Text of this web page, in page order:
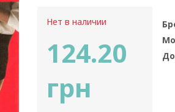
Нет в наличии
124.20
грн